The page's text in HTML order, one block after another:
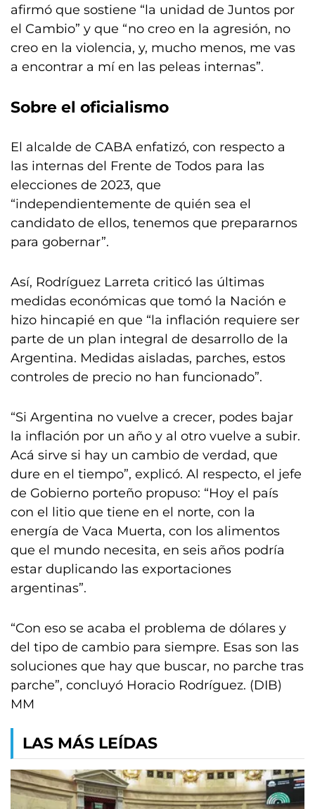
afirmó que sostiene “la unidad de Juntos por
el Cambio” y que “no creo en la agresión, no
creo en la violencia, y, mucho menos, me vas
a encontrar a mí en las peleas internas”.
Sobre el oficialismo
El alcalde de CABA enfatizó, con respecto a
las internas del Frente de Todos para las
elecciones de 2023, que
“independientemente de quién sea el
candidato de ellos, tenemos que prepararnos
para gobernar”.
Así, Rodríguez Larreta criticó las últimas
medidas económicas que tomó la Nación e
hizo hincapié en que “la inflación requiere ser
parte de un plan integral de desarrollo de la
Argentina. Medidas aisladas, parches, estos
controles de precio no han funcionado”.
“Si Argentina no vuelve a crecer, podes bajar
la inflación por un año y al otro vuelve a subir.
Acá sirve si hay un cambio de verdad, que
dure en el tiempo”, explicó. Al respecto, el jefe
de Gobierno porteño propuso: “Hoy el país
con el litio que tiene en el norte, con la
energía de Vaca Muerta, con los alimentos
que el mundo necesita, en seis años podría
estar duplicando las exportaciones
argentinas”.
“Con eso se acaba el problema de dólares y
del tipo de cambio para siempre. Esas son las
soluciones que hay que buscar, no parche tras
parche”, concluyó Horacio Rodríguez. (DIB)
MM
LAS MÁS LEÍDAS